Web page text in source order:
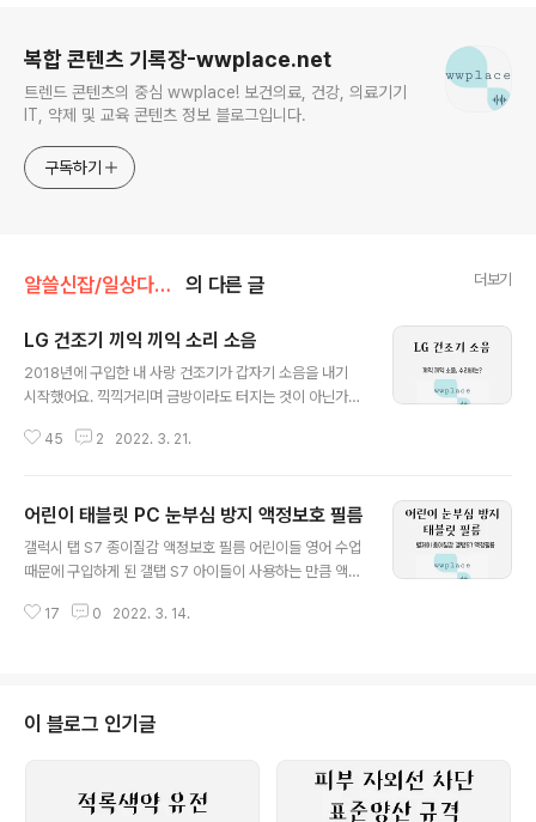
복합 콘텐츠 기록장-wwplace.net
트렌드 콘텐츠의 중심 wwplace! 보건의료, 건강, 의료기기
IT, 약제 및 교육 콘텐츠 정보 블로그입니다.
구독하기
알쓸신잡/일상다반사 의 다른 글 더보기
LG 건조기 끼익 끼익 소리 소음
2018년에 구입한 내 사랑 건조기가 갑자기 소음을 내기
시작했어요. 끽끽거리며 금방이라도 터지는 것이 아닌가
던 날이어서였죠. 비가 오나 눈이 오나 내가 탈탈 털어 말릴
넷 검색창을 열어 LG서비스센터를 냅다 검색했습니다. 물
론 사전에 LG 건조기 끼익 끼익 으로 검색해도 촤라라~ 검
색 결과가 나와줬습니다. 서비스센터 증상 입력 전 알아야
바코드 스티커 형태로 붙어있습니다. 내 건조기 모델명은
45 2 2022. 3. 21.
어린이 태블릿 PC 눈부심 방지 액정보호 필름
갤럭시 탭 S7 종이질감 액정보호 필름 어린이들 영어 수업
때문에 구입하게 된 갤탭 S7 아이들이 사용하는 만큼 액정
들어가기 일수이고요. 그런데 어느 날 갑자기 아이들 화면
보호 필름! 별제이 종이질감 필름인데요. 블루라이트 차단
까지 됩니다!!(링크는 하단에!) 우선 포장은 단단하게 와서
적혀있습니다. 필름과 클리너 등등이 보통 보통 하게 포장
되어 있습니다. 아이들 손 때와 기름이 얼룩진 태블릿 필름
17 0 2022. 3. 14.
이 블로그 인기글